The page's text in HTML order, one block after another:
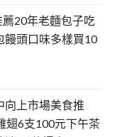
20年老麵包子吃
饅頭口味多樣買10
向上市場美食推
翅6支100元下午茶